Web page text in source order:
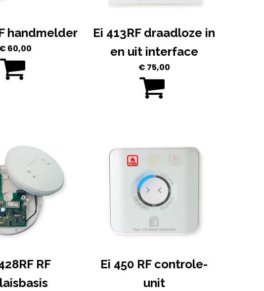
handmelder
€ 60,00
Ei 413RF draadloze in
en uit interface
€ 75,00
RF
Ei 450 RF controle-
unit